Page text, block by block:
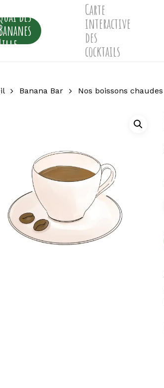
des
Bananes
Carte
interactive
des
cocktails
Banana Bar Nos boissons chaudes